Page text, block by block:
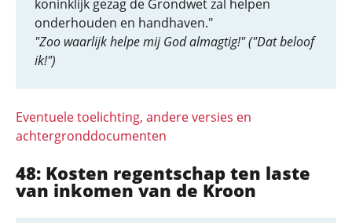
koninklijk gezag de Grondwet zal helpen
onderhouden en handhaven."
"Zoo waarlijk helpe mij God almagtig!" ("Dat beloof
ik!")
Eventuele toelichting, andere versies en
achtergronddocumenten
48: Kosten regentschap ten laste
van inkomen van de Kroon